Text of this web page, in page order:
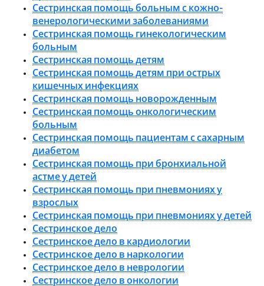
Сестринская помощь больным с кожно-
венерологическими заболеваниями
Сестринская помощь гинекологическим
больным
Сестринская помощь детям
Сестринская помощь детям при острых
кишечных инфекциях
Сестринская помощь новорожденным
Сестринская помощь онкологическим
больным
Сестринская помощь пациентам с сахарным
диабетом
Сестринская помощь при бронхиальной
астме у детей
Сестринская помощь при пневмониях у
взрослых
Сестринская помощь при пневмониях у детей
Сестринское дело
Сестринское дело в кардиологии
Сестринское дело в наркологии
Сестринское дело в неврологии
Сестринское дело в онкологии